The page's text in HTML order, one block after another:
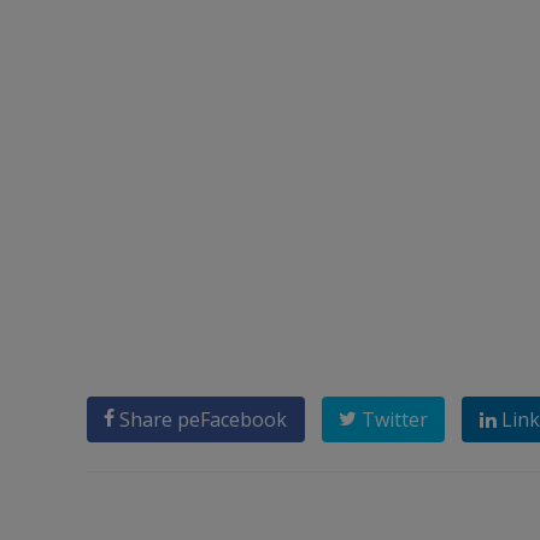
Share peFacebook Twitter